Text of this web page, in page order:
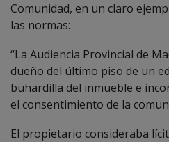
Comunidad, en un claro
las normas:
“La Audiencia Provincial de
dueño del último piso de un
buhardilla del inmueble e
el consentimiento de la
El propietario consideraba